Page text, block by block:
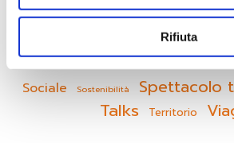
Rifiuta
Idee Frizzanti
Proiezione
Sociale Sostenibilità Spettacolo
Talks Territorio